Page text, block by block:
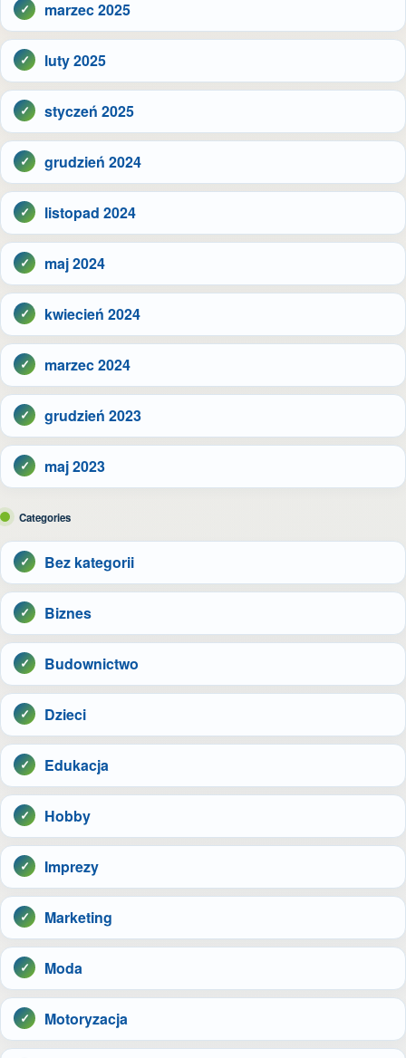
marzec 2025
luty 2025
styczeń 2025
grudzień 2024
listopad 2024
maj 2024
kwiecień 2024
marzec 2024
grudzień 2023
maj 2023
Categories
Bez kategorii
Biznes
Budownictwo
Dzieci
Edukacja
Hobby
Imprezy
Marketing
Moda
Motoryzacja